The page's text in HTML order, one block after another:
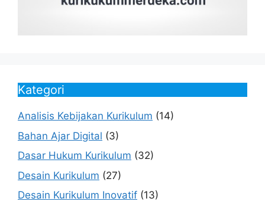
Kategori
Analisis Kebijakan Kurikulum (14)
Bahan Ajar Digital (3)
Dasar Hukum Kurikulum (32)
Desain Kurikulum (27)
Desain Kurikulum Inovatif (13)